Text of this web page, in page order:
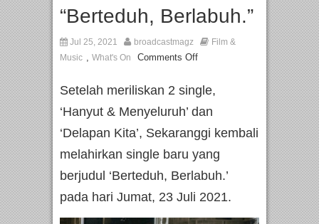
Jakarta dengan Ribuan Mainan dan Produk Bayi dari Seluruh Dunia,
“Berteduh, Berlabuh.”
Jul 25, 2021 broadcastmagz
Film &
Music , What's On Comments Off
Setelah meriliskan 2 single,
‘Hanyut & Menyeluruh’ dan
‘Delapan Kita’, Sekaranggi kembali
melahirkan single baru yang
berjudul ‘Berteduh, Berlabuh.’
pada hari Jumat, 23 Juli 2021.